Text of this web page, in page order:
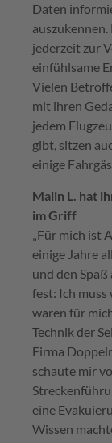
Daten
jederzeit zur
einfühlsame
Vielen
mit ihren
jedem
gibt, sitzen
einige
Malin L. hat
im Griff
„Für mich ist
einige Jahre
und den
fest: Ich
waren für
Technik der
Firma
schaute mir
eine
Wissen